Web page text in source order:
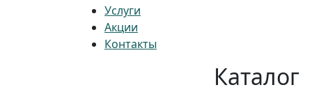
Услуги
Акции
Контакты
Каталог